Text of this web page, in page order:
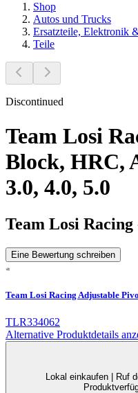
Shop
Autos und Trucks
Ersatzteile, Elektronik
Teile
Discontinued
Team Losi
Block, HRC,
3.0, 4.0, 5.0
Team Losi Racing
Eine Bewertung schreiben
Team Losi Racing Adjustable
TLR334062
Alternative Produktdetails
Lokal einkaufen |Ruf